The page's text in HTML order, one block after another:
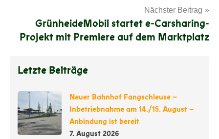
Nächster Beitrag
GrünheideMobil startet e-Carsharing-
Projekt mit Premiere auf dem Marktplatz
Letzte Beiträge
Neuer Bahnhof Fangschleuse –
Inbetriebnahme am 14./15. August –
Anbindung ist bereit
7. August 2026